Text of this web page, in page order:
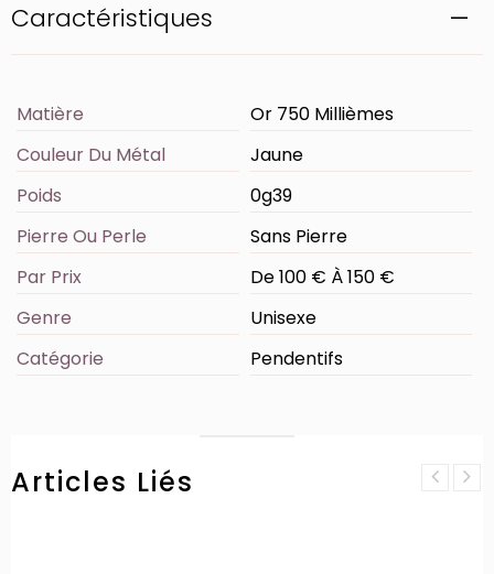
Caractéristiques
Matière
Or 750 Millièmes
Couleur Du Métal
Jaune
Poids
0g39
Pierre Ou Perle
Sans Pierre
Par Prix
De 100 € À 150 €
Genre
Unisexe
Catégorie
Pendentifs
Articles Liés